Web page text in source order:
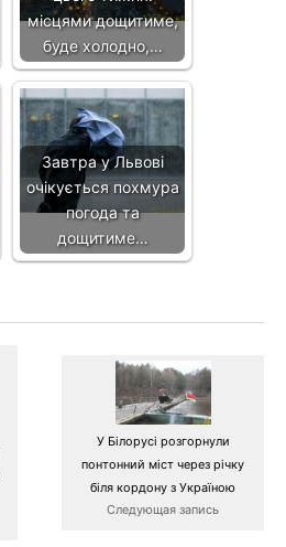
місцями дощитиме,
буде холодно,…
Завтра у Львові
очікується похмура
погода та
дощитиме…
У Білорусі розгорнули
понтонний міст через річку
біля кордону з Україною
Следующая запись